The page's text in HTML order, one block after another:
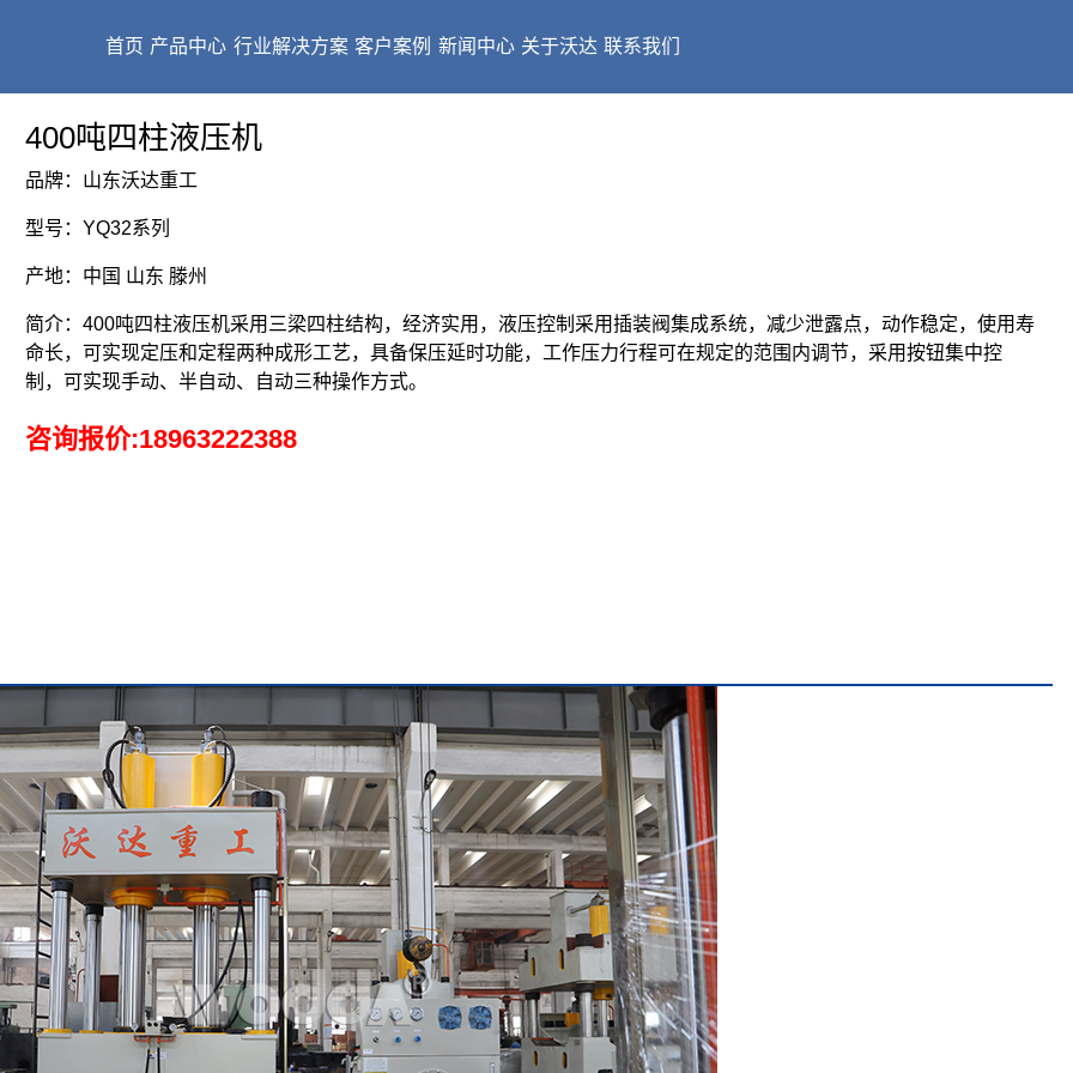
首页 产品中心 行业解决方案 客户案例 新闻中心 关于沃达 联系我们
400吨四柱液压机
品牌：山东沃达重工
型号：YQ32系列
产地：中国 山东 滕州
简介：400吨四柱液压机采用三梁四柱结构，经济实用，液压控制采用插装阀集成系统，减少泄露点，动作稳定，使用寿
命长，可实现定压和定程两种成形工艺，具备保压延时功能，工作压力行程可在规定的范围内调节，采用按钮集中控
制，可实现手动、半自动、自动三种操作方式。
咨询报价:18963222388